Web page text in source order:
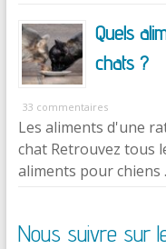
Quels
chats ?
33 commentaires
Les aliments d'une
chat Retrouvez tous
aliments pour chiens
Nous suivre sur